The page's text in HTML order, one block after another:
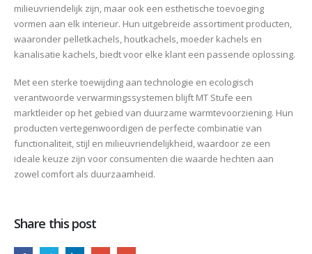
milieuvriendelijk zijn, maar ook een esthetische toevoeging
vormen aan elk interieur. Hun uitgebreide assortiment producten,
waaronder pelletkachels, houtkachels, moeder kachels en
kanalisatie kachels, biedt voor elke klant een passende oplossing.
Met een sterke toewijding aan technologie en ecologisch
verantwoorde verwarmingssystemen blijft MT Stufe een
marktleider op het gebied van duurzame warmtevoorziening. Hun
producten vertegenwoordigen de perfecte combinatie van
functionaliteit, stijl en milieuvriendelijkheid, waardoor ze een
ideale keuze zijn voor consumenten die waarde hechten aan
zowel comfort als duurzaamheid.
Share this post